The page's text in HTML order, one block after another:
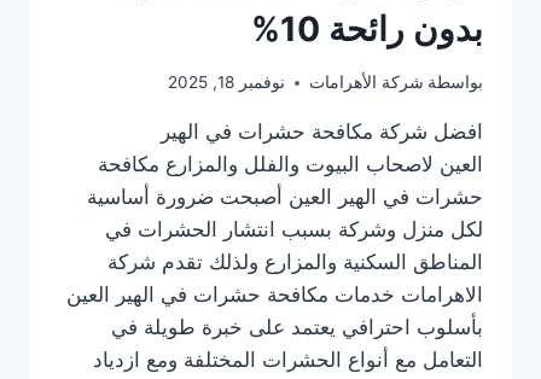
بدون رائحة 10%
بواسطة شركة الأهرامات نوفمبر 18, 2025
افضل شركة مكافحة حشرات في الهير
العين لاصحاب البيوت والفلل والمزارع مكافحة
حشرات في الهير العين أصبحت ضرورة أساسية
لكل منزل وشركة بسبب انتشار الحشرات في
المناطق السكنية والمزارع ولذلك تقدم شركة
الاهرامات خدمات مكافحة حشرات في الهير العين
بأسلوب احترافي يعتمد على خبرة طويلة في
التعامل مع أنواع الحشرات المختلفة ومع ازدياد